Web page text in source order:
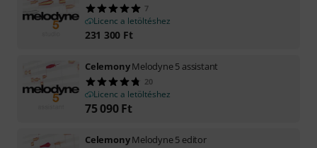
7
Licenc a letöltéshez
231 300 Ft
CelemonyMelodyne 5 assistant
20
Licenc a letöltéshez
75 090 Ft
CelemonyMelodyne 5 editor